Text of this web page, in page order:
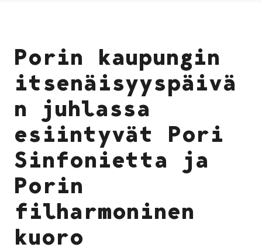
Porin kaupungin
itsenäisyyspäivä
n juhlassa
esiintyvät Pori
Sinfonietta ja
Porin
filharmoninen
kuoro